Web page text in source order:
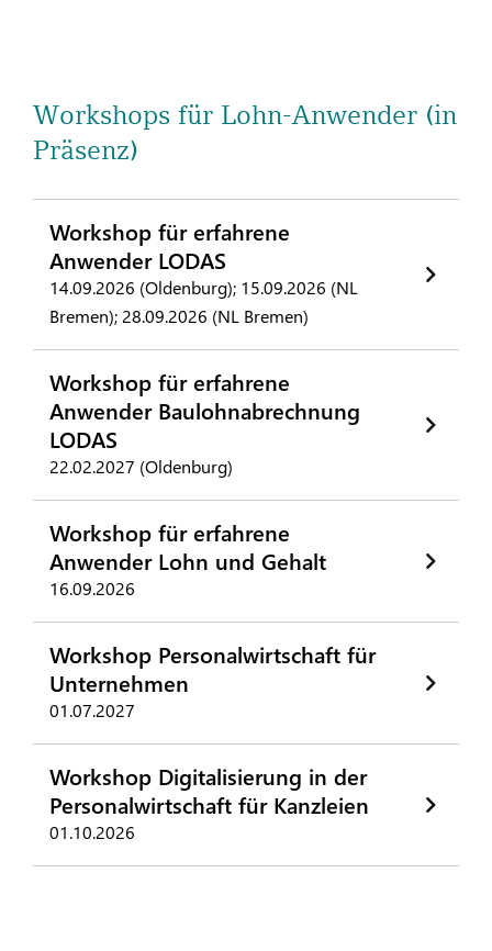
Workshops für Lohn-Anwender (in
Präsenz)
Workshop für erfahrene
Anwender LODAS
14.09.2026 (Oldenburg); 15.09.2026 (NL
Bremen); 28.09.2026 (NL Bremen)
Workshop für erfahrene
Anwender Baulohnabrechnung
LODAS
22.02.2027 (Oldenburg)
Workshop für erfahrene
Anwender Lohn und Gehalt
16.09.2026
Workshop Personalwirtschaft für
Unternehmen
01.07.2027
Workshop Digitalisierung in der
Personalwirtschaft für Kanzleien
01.10.2026